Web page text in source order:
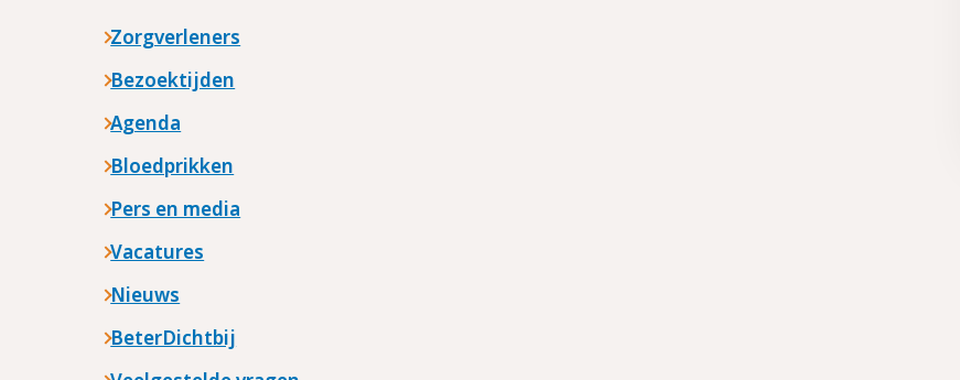
Zorgverleners
Bezoektijden
Agenda
Bloedprikken
Pers en media
Vacatures
Nieuws
BeterDichtbij